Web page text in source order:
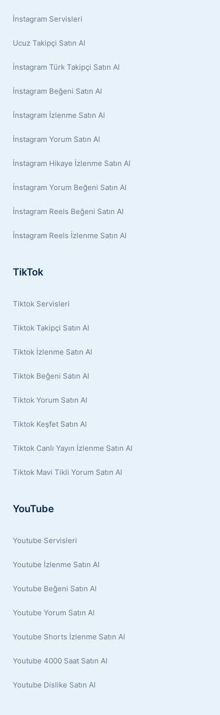
İnstagram Servisleri
Ucuz Takipçi Satın Al
İnstagram Türk Takipçi Satın Al
İnstagram Beğeni Satın Al
İnstagram İzlenme Satın Al
İnstagram Yorum Satın Al
İnstagram Hikaye İzlenme Satın Al
İnstagram Yorum Beğeni Satın Al
İnstagram Reels Beğeni Satın Al
İnstagram Reels İzlenme Satın Al
TikTok
Tiktok Servisleri
Tiktok Takipçi Satın Al
Tiktok İzlenme Satın Al
Tiktok Beğeni Satın Al
Tiktok Yorum Satın Al
Tiktok Keşfet Satın Al
Tiktok Canlı Yayın İzlenme Satın Al
Tiktok Mavi Tikli Yorum Satın Al
YouTube
Youtube Servisleri
Youtube İzlenme Satın Al
Youtube Beğeni Satın Al
Youtube Yorum Satın Al
Youtube Shorts İzlenme Satın Al
Youtube 4000 Saat Satın Al
Youtube Dislike Satın Al